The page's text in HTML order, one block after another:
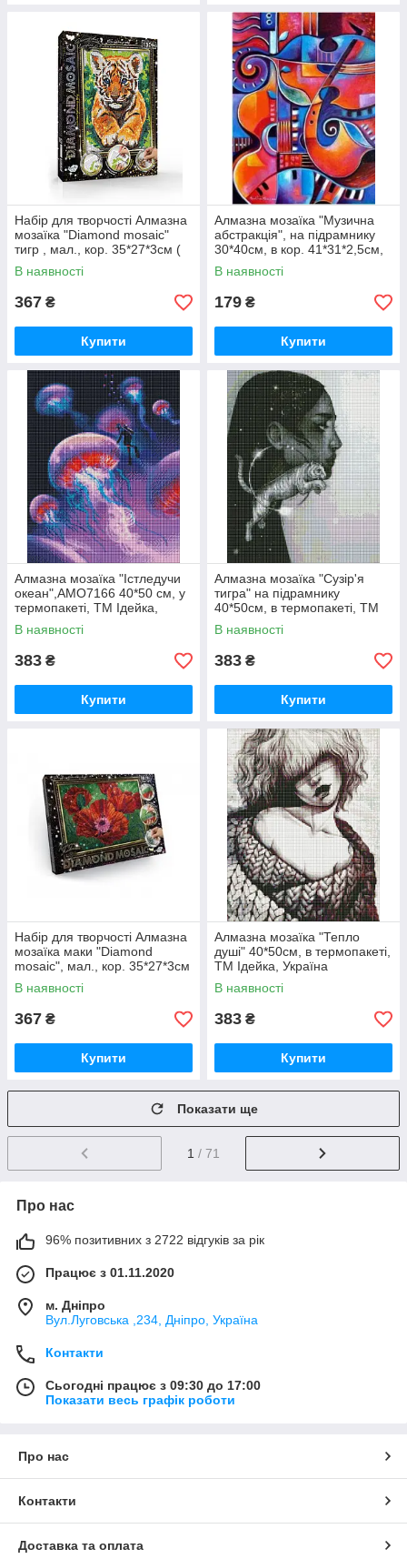
Набір для творчості Алмазна
мозаїка "Diamond mosaic"
тигр , мал., кор. 35*27*3см (
В наявності
367 ₴
Купити
Алмазна мозаїка "Музична
абстракція", на підрамнику
30*40см, в кор. 41*31*2,5см,
ТМ Dreamtoys
В наявності
179 ₴
Купити
Алмазна мозаїка "Істледучи
океан",AMO7166 40*50 см, у
термопакеті, ТМ Ідейка,
Україна
В наявності
383 ₴
Купити
Алмазна мозаїка "Сузір'я
тигра" на підрамнику
40*50см, в термопакеті, ТМ
Ідейка, Україна.
В наявності
383 ₴
Купити
Набір для творчості Алмазна
мозаїка маки "Diamond
mosaic", мал., кор. 35*27*3см
В наявності
367 ₴
Купити
Алмазна мозаїка "Тепло
душі" 40*50см, в термопакеті,
ТМ Ідейка, Україна
В наявності
383 ₴
Купити
Показати ще
1 / 71
Про нас
96% позитивних з 2722 відгуків за рік
Працює з 01.11.2020
м. Дніпро
Вул.Луговська ,234, Дніпро, Україна
Контакти
Сьогодні працює з 09:30 до 17:00
Показати весь графік роботи
Про нас
Контакти
Доставка та оплата